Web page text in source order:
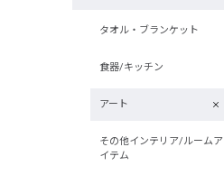
タオル・ブランケット
食器/キッチン
アート
その他インテリア/ルームア
イテム